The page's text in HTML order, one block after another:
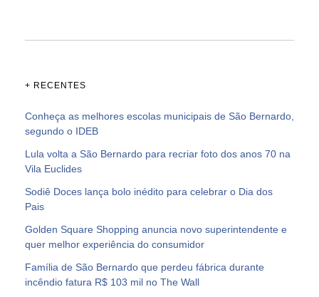
+ RECENTES
Conheça as melhores escolas municipais de São Bernardo,
segundo o IDEB
Lula volta a São Bernardo para recriar foto dos anos 70 na
Vila Euclides
Sodiê Doces lança bolo inédito para celebrar o Dia dos
Pais
Golden Square Shopping anuncia novo superintendente e
quer melhor experiência do consumidor
Família de São Bernardo que perdeu fábrica durante
incêndio fatura R$ 103 mil no The Wall